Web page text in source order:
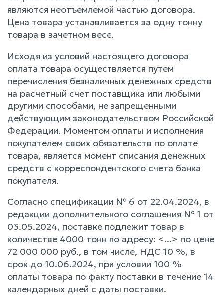
являются неотъемлемой частью договора.
Цена товара устанавливается за одну тонну
товара в зачетном весе.
Исходя из условий настоящего договора
оплата товара осуществляется путем
перечисления безналичных денежных средств
на расчетный счет поставщика или любыми
другими способами, не запрещенными
действующим законодательством Российской
Федерации. Моментом оплаты и исполнения
покупателем своих обязательств по оплате
товара, является момент списания денежных
средств с корреспондентского счета банка
покупателя.
Согласно спецификации № 6 от 22.04.2024, в
редакции дополнительного соглашения № 1 от
03.05.2024, поставке подлежит товар в
количестве 4000 тонн по адресу: <...> по цене
72 000 000 руб., в том числе, НДС 10 %, в
срок до 10.06.2024, при условии 100 %
оплаты товара по факту поставки в течение 14
календарных дней с даты поставки.